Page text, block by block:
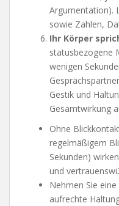
Argumentation).
sowie Zahlen,
Ihr Körper
statusbezogene
wenigen
Gestik und
Gesamtwirkung
Ohne
regelmäßigem
Sekunden)
und
Nehmen Sie
aufrechte